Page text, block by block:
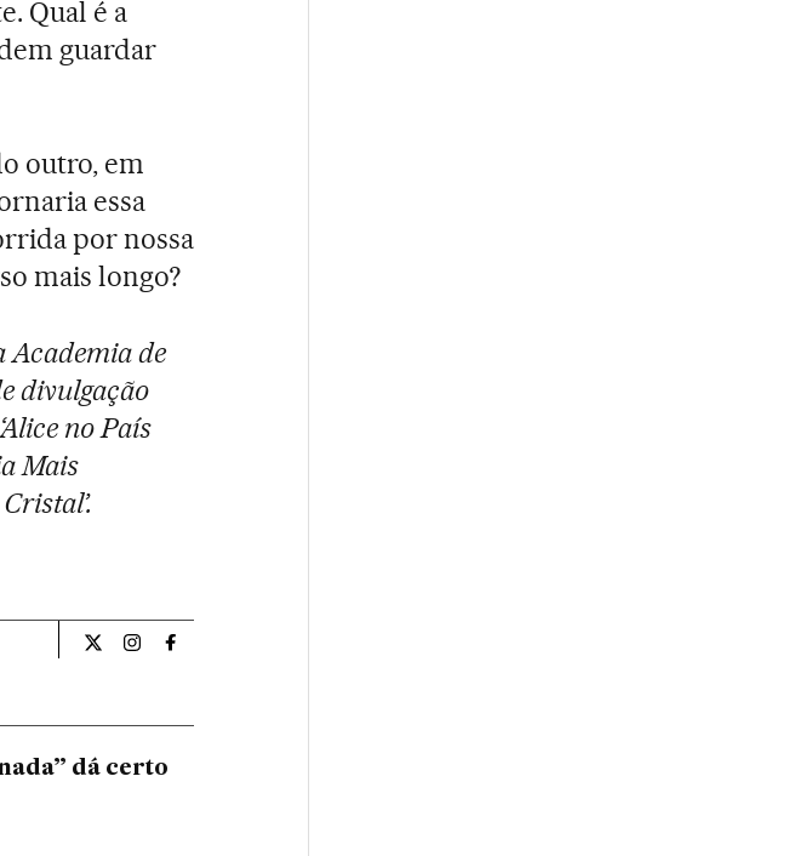
Qual é a
guardar
outro, em
essa
por nossa
mais longo?
Academia de
divulgação
no País
Mais
Ciencia El País Brasil en Twitter
Ciencia El País Brasil en Instagram
Ciencia El País Brasil en Facebook
dá certo